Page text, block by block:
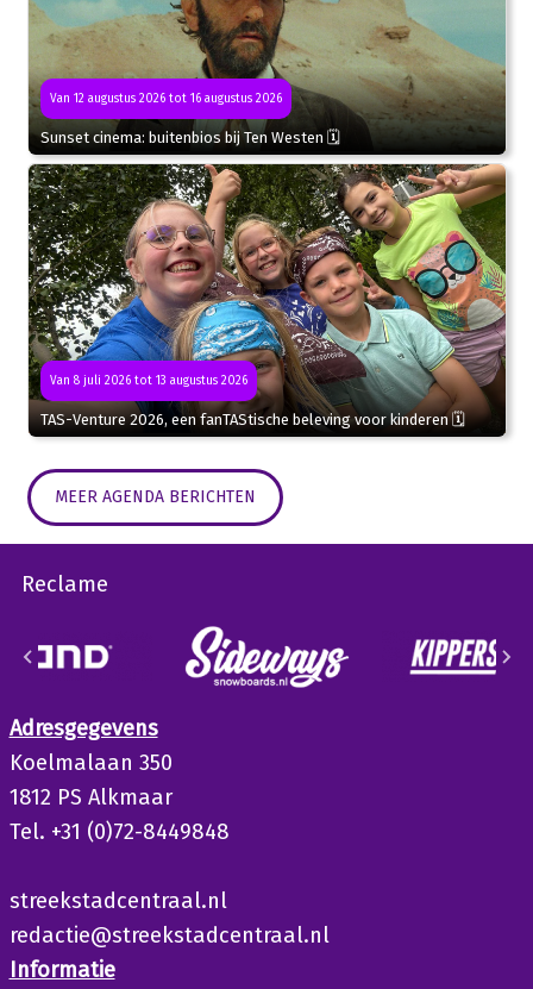
Van 12 augustus 2026 tot 16 augustus 2026
Sunset cinema: buitenbios bij Ten Westen 🗓
Van 8 juli 2026 tot 13 augustus 2026
TAS-Venture 2026, een fanTAStische beleving voor kinderen 🗓
MEER AGENDA BERICHTEN
Reclame
Adresgegevens
Koelmalaan 350
1812 PS Alkmaar
Tel. +31 (0)72-8449848
streekstadcentraal.nl
redactie@streekstadcentraal.nl
Informatie